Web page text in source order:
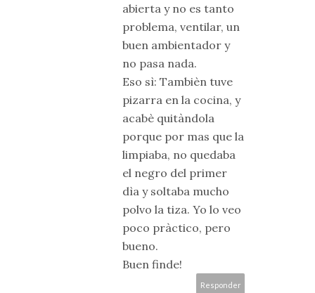
abierta y no es tanto
problema, ventilar, un
buen ambientador y
no pasa nada.
Eso sì: Tambièn tuve
pizarra en la cocina, y
acabè quitàndola
porque por mas que la
limpiaba, no quedaba
el negro del primer
dìa y soltaba mucho
polvo la tiza. Yo lo veo
poco pràctico, pero
bueno.
Buen finde!
Responder